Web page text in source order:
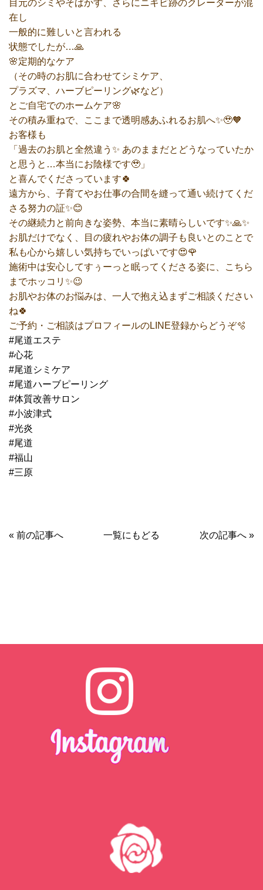
目元のシミやそばかす、さらにニキビ跡のクレーターが混
在し
一般的に難しいと言われる
状態でしたが…🙏
🌸定期的なケア
（その時のお肌に合わせてシミケア、
プラズマ、ハーブピーリング🌿など）
とご自宅でのホームケア🌸
その積み重ねで、ここまで透明感あふれるお肌へ✨🥹🧡
お客様も
「過去のお肌と全然違う✨ あのままだとどうなっていたか
と思うと…本当にお陰様です🥹」
と喜んでくださっています🍀
遠方から、子育てやお仕事の合間を縫って通い続けてくだ
さる努力の証✨😊
その継続力と前向きな姿勢、本当に素晴らしいです✨🙏✨
お肌だけでなく、目の疲れやお体の調子も良いとのことで
私も心から嬉しい気持ちでいっぱいです😍🌹
施術中は安心してすぅーっと眠ってくださる姿に、こちら
までホッコリ✨😉
お肌やお体のお悩みは、一人で抱え込まずご相談ください
ね🍀
ご予約・ご相談はプロフィールのLINE登録からどうぞ🫧
#尾道エステ
#心花
#尾道シミケア
#尾道ハーブピーリング
#体質改善サロン
#小波津式
#光炎
#尾道
#福山
#三原
« 前の記事へ 一覧にもどる 次の記事へ »